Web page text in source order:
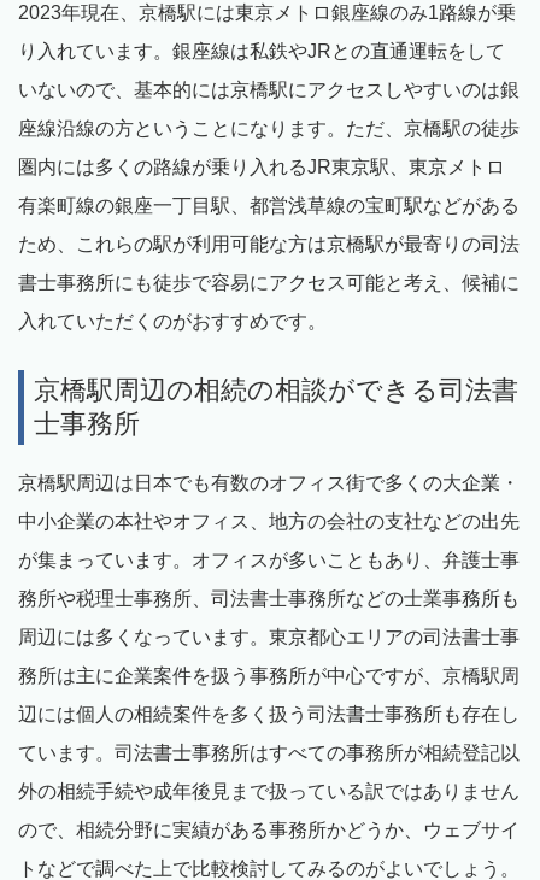
2023年現在、京橋駅には東京メトロ銀座線のみ1路線が乗
り入れています。銀座線は私鉄やJRとの直通運転をして
いないので、基本的には京橋駅にアクセスしやすいのは銀
座線沿線の方ということになります。ただ、京橋駅の徒歩
圏内には多くの路線が乗り入れるJR東京駅、東京メトロ
有楽町線の銀座一丁目駅、都営浅草線の宝町駅などがある
ため、これらの駅が利用可能な方は京橋駅が最寄りの司法
書士事務所にも徒歩で容易にアクセス可能と考え、候補に
入れていただくのがおすすめです。
京橋駅周辺の相続の相談ができる司法書
士事務所
京橋駅周辺は日本でも有数のオフィス街で多くの大企業・
中小企業の本社やオフィス、地方の会社の支社などの出先
が集まっています。オフィスが多いこともあり、弁護士事
務所や税理士事務所、司法書士事務所などの士業事務所も
周辺には多くなっています。東京都心エリアの司法書士事
務所は主に企業案件を扱う事務所が中心ですが、京橋駅周
辺には個人の相続案件を多く扱う司法書士事務所も存在し
ています。司法書士事務所はすべての事務所が相続登記以
外の相続手続や成年後見まで扱っている訳ではありません
ので、相続分野に実績がある事務所かどうか、ウェブサイ
トなどで調べた上で比較検討してみるのがよいでしょう。